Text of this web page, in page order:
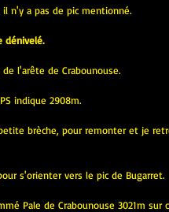
n'y a pas de pic mentionné.
dénivelé.
l'arête de Crabounouse.
indique 2908m.
brèche, pour remonter et je
s'orienter vers le pic de Bugarret.
Pale de Crabounouse 3021m sur